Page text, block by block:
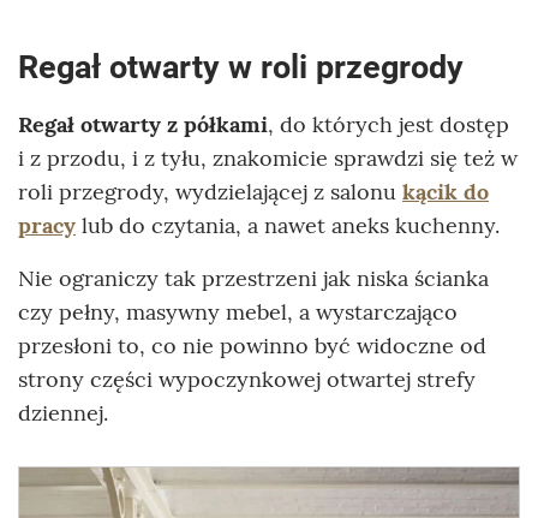
Regał otwarty w roli przegrody
Regał otwarty z półkami, do których jest dostęp
i z przodu, i z tyłu, znakomicie sprawdzi się też w
roli przegrody, wydzielającej z salonu kącik do
pracy lub do czytania, a nawet aneks kuchenny.
Nie ograniczy tak przestrzeni jak niska ścianka
czy pełny, masywny mebel, a wystarczająco
przesłoni to, co nie powinno być widoczne od
strony części wypoczynkowej otwartej strefy
dziennej.